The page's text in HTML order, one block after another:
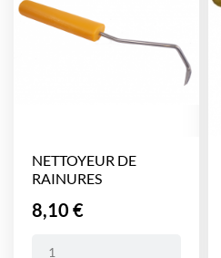
NETTOYEUR DE
RAINURES
Prix
8,10 €